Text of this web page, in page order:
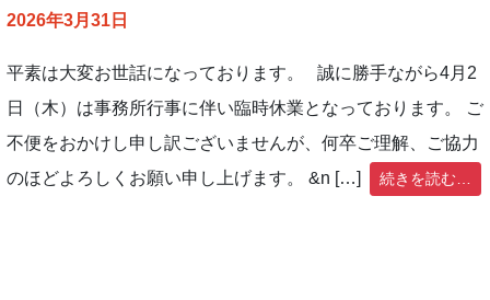
2026年3月31日
平素は大変お世話になっております。 誠に勝手ながら4月2
日（木）は事務所行事に伴い臨時休業となっております。 ご
不便をおかけし申し訳ございませんが、何卒ご理解、ご協力
のほどよろしくお願い申し上げます。 &n […]
続きを読む…